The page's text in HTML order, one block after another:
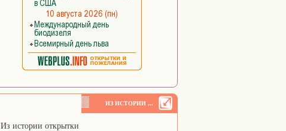
ИЗ ИСТОРИИ ...
Из истории открытки